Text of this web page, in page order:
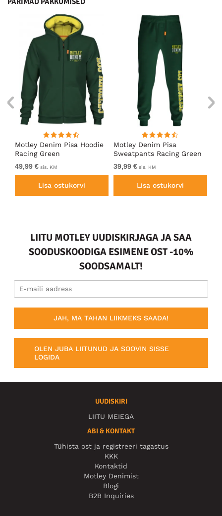
Motley Denim Pisa Hoodie
Racing Green
49,99 € sis. KM
Lisa ostukorvi
Motley Denim Pisa
Sweatpants Racing Green
39,99 € sis. KM
Lisa ostukorvi
LIITU MOTLEY UUDISKIRJAGA JA SAA
SOODUSKOODIGA ESIMENE OST -10%
SOODSAMALT!
JAH, MA TAHAN LIIKMEKS SAADA!
OLEN JUBA LIITUNUD JA SOOVIN SISSE
LOGIDA
UUDISKIRI
LIITU MEIEGA
ABI & KONTAKT
Tühista ost ja registreeri tagastus
KKK
Kontaktid
Motley Denimist
Blogi
B2B Inquiries